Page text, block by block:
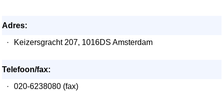
Adres:
·
Keizersgracht 207, 1016DS Amsterdam
Telefoon/fax:
·
020-6238080 (fax)